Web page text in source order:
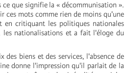
que signifie la « décommunisation ».
ces mots comme rien de moins qu'une
en critiquant les politiques nationales
les nationalisations et a fait l'éloge du
biens et des services, l'absence de
donne l'impression qu'il parlait de la